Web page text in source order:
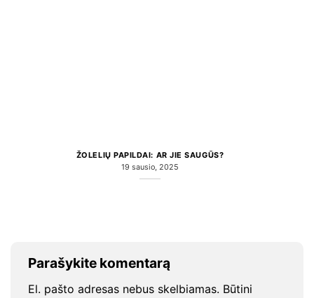
ŽOLELIŲ PAPILDAI: AR JIE SAUGŪS?
19 sausio, 2025
Parašykite komentarą
El. pašto adresas nebus skelbiamas. Būtini